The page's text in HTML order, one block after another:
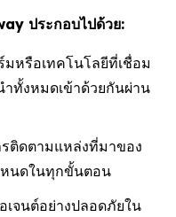
ประกอบไปด้วย:
หรือเทคโนโลยีที่เชื่อม
ทั้งหมดเข้าด้วยกันผ่าน
ติดตามแหล่งที่มาของ
นดในทุกขั้นตอน
เจนต์อย่างปลอดภัยใน